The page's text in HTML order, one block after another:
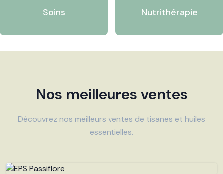
Soins Nutrithérapie
Nos meilleures ventes
Découvrez nos meilleurs ventes de tisanes et huiles
essentielles.